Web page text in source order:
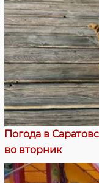
Погода в
во вторник